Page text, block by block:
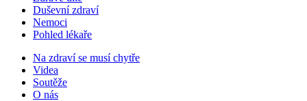
Duševní zdraví
Nemoci
Pohled lékaře
Na zdraví se musí chytře
Videa
Soutěže
O nás